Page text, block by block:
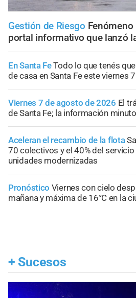
Gestión de Riesgo Fenómeno
portal informativo que lanzó
En Santa FeTodo lo que tenés
de casa en Santa Fe este viernes
Viernes 7 de agosto de 2026 El
de Santa Fe; la información
Aceleran el recambio de la flota
70 colectivos y el 40% del
unidades modernizadas
Pronóstico Viernes con cielo
mañana y máxima de 16°C en la
+ Sucesos